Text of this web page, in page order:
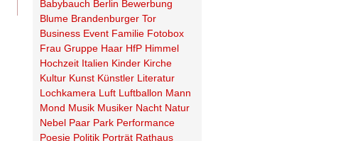
Babybauch Berlin Bewerbung
Blume Brandenburger Tor
Business Event Familie Fotobox
Frau Gruppe Haar HfP Himmel
Hochzeit Italien Kinder Kirche
Kultur Kunst Künstler Literatur
Lochkamera Luft Luftballon Mann
Mond Musik Musiker Nacht Natur
Nebel Paar Park Performance
Poesie Politik Porträt Rathaus